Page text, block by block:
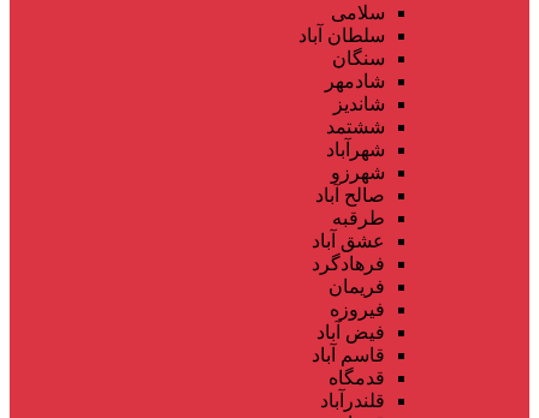
سلامی
سلطان آباد
سنگان
شادمهر
شاندیز
ششتمد
شهرآباد
شهرزو
صالح آباد
طرقبه
عشق آباد
فرهادگرد
فریمان
فیروزه
فیض آباد
قاسم آباد
قدمگاه
قلندرآباد